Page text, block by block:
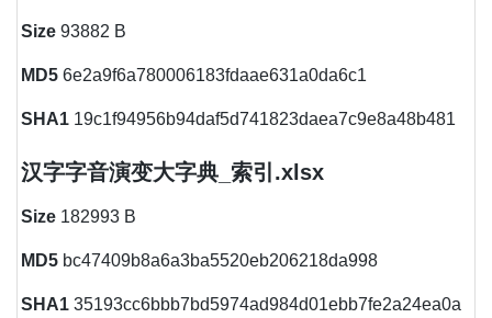
Size 93882 B
MD5 6e2a9f6a780006183fdaae631a0da6c1
SHA1 19c1f94956b94daf5d741823daea7c9e8a48b481
汉字字音演变大字典_索引.xlsx
Size 182993 B
MD5 bc47409b8a6a3ba5520eb206218da998
SHA1 35193cc6bbb7bd5974ad984d01ebb7fe2a24ea0a